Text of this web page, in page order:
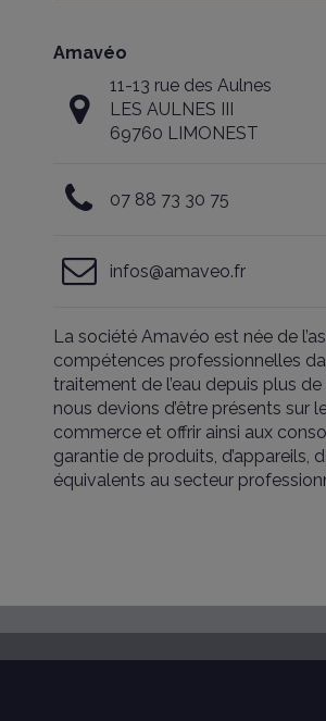
Amavéo
11-13 rue des Aulnes
LES AULNES III
69760 LIMONEST
07 88 73 30 75
infos@amaveo.fr
La société Amavéo est née de
compétences professionnelles
traitement de l’eau depuis plus de
nous devions d’être présents sur
commerce et offrir ainsi aux
garantie de produits, d’appareils,
équivalents au secteur